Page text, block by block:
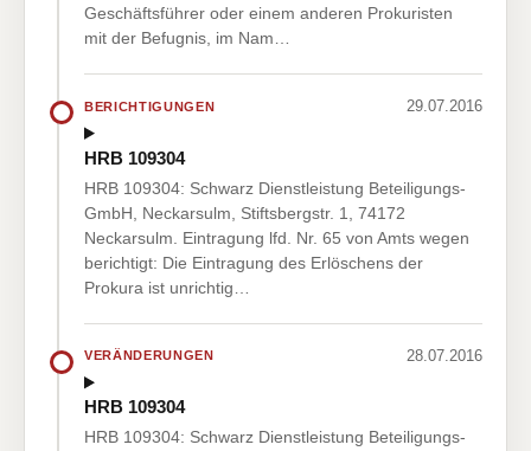
Geschäftsführer oder einem anderen Prokuristen
mit der Befugnis, im Nam…
BERICHTIGUNGEN 29.07.2016
HRB 109304
HRB 109304: Schwarz Dienstleistung Beteiligungs-
GmbH, Neckarsulm, Stiftsbergstr. 1, 74172
Neckarsulm. Eintragung lfd. Nr. 65 von Amts wegen
berichtigt: Die Eintragung des Erlöschens der
Prokura ist unrichtig…
VERÄNDERUNGEN 28.07.2016
HRB 109304
HRB 109304: Schwarz Dienstleistung Beteiligungs-